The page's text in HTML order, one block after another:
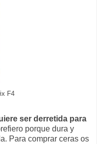
F4
ser derretida para
porque dura y
Para comprar ceras os